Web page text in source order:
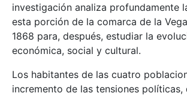
investigación analiza profundamente
esta porción de la comarca de la
1868 para, después, estudiar la
económica, social y cultural.
Los habitantes de las cuatro
incremento de las tensiones políticas,